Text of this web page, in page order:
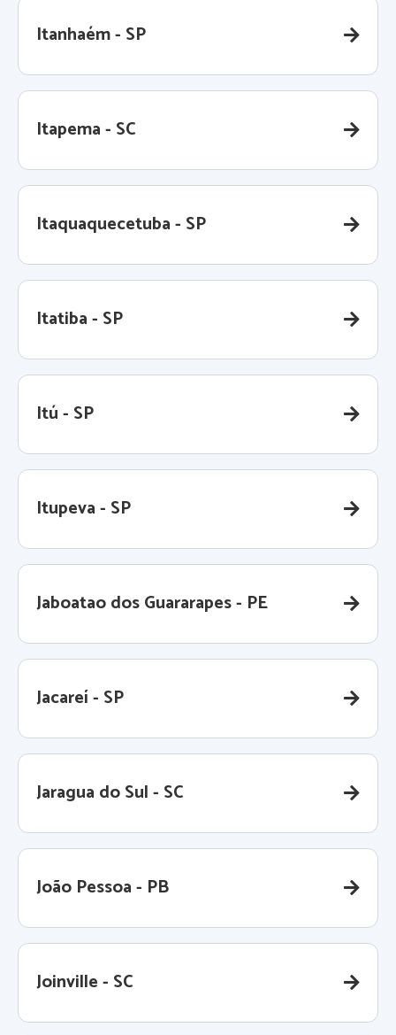
Itanhaém - SP
Itapema - SC
Itaquaquecetuba - SP
Itatiba - SP
Itú - SP
Itupeva - SP
Jaboatao dos Guararapes - PE
Jacareí - SP
Jaragua do Sul - SC
João Pessoa - PB
Joinville - SC